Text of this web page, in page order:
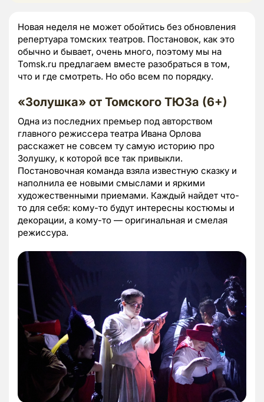
Новая неделя не может обойтись без обновления
репертуара томских театров. Постановок, как это
обычно и бывает, очень много, поэтому мы на
Tomsk.ru предлагаем вместе разобраться в том,
что и где смотреть. Но обо всем по порядку.
«Золушка» от Томского ТЮЗа (6+)
Одна из последних премьер под авторством
главного режиссера театра Ивана Орлова
расскажет не совсем ту самую историю про
Золушку, к которой все так привыкли.
Постановочная команда взяла известную сказку и
наполнила ее новыми смыслами и яркими
художественными приемами. Каждый найдет что-
то для себя: кому-то будут интересны костюмы и
декорации, а кому-то — оригинальная и смелая
режиссура.